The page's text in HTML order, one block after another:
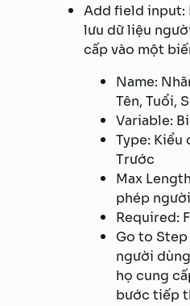
Add field input:
lưu dữ liệu
cấp vào một
Name:
Tên, Tuổi,
Variable:
Type: Kiểu
Trước
Max
phép
Required:
Go to
người
họ cung
bước tiếp